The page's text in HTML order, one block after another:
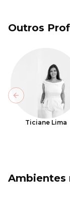
Outros
Ticiane Lima
Previous slide
Ambientes